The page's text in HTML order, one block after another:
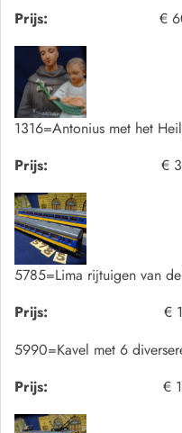
Prijs:
€
1316=Antonius met het
Prijs:
€
5785=Lima rijtuigen van
Prijs:
€
5990=Kavel met 6
Prijs:
€